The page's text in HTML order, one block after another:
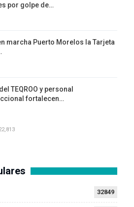
por golpe de…
marcha Puerto Morelos la Tarjeta
TEQROO y personal
fortalecen…
32849